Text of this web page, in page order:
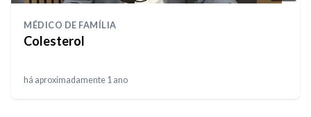
MÉDICO DE FAMÍLIA
Colesterol
há aproximadamente 1 ano